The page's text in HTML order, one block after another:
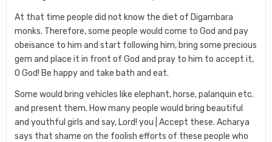
At that time people did not know the diet of Digambara
monks. Therefore, some people would come to God and pay
obeisance to him and start following him, bring some precious
gem and place it in front of God and pray to him to accept it,
O God! Be happy and take bath and eat.
Some would bring vehicles like elephant, horse, palanquin etc.
and present them. How many people would bring beautiful
and youthful girls and say, Lord! you | Accept these. Acharya
says that shame on the foolish efforts of these people who